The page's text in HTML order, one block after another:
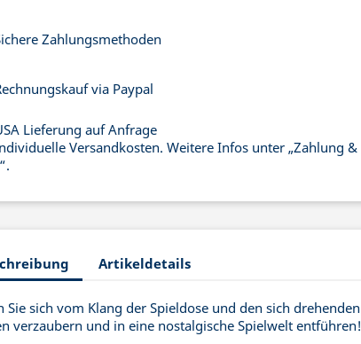
Zahlungsmethoden
via Paypal
Lieferung auf Anfrage
Versandkosten. Weitere Infos unter „Zahlung &
Artikeldetails
Sie sich vom Klang der Spieldose und den sich drehenden
verzaubern und in eine nostalgische Spielwelt entführen!